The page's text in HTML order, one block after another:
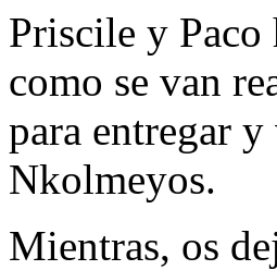
Priscile y Paco
como se van
para entregar
Nkolmeyos.
Mientras, os